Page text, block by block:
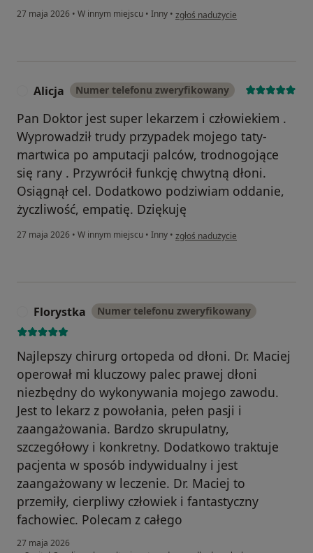
27 maja 2026 • W innym miejscu • Inny • w opinii użytkownika Magdalena
zgłoś nadużycie
Alicja Numer telefonu zweryfikowany
Pan Doktor jest super lekarzem i człowiekiem .
Wyprowadził trudy przypadek mojego taty-
martwica po amputacji palców, trodnogojące
się rany . Przywrócił funkcję chwytną dłoni.
Osiągnął cel. Dodatkowo podziwiam oddanie,
życzliwość, empatię. Dziękuję
27 maja 2026 • W innym miejscu • Inny • w opinii użytkownika Alicja
zgłoś nadużycie
Florystka Numer telefonu zweryfikowany
Najlepszy chirurg ortopeda od dłoni. Dr. Maciej
operował mi kluczowy palec prawej dłoni
niezbędny do wykonywania mojego zawodu.
Jest to lekarz z powołania, pełen pasji i
zaangażowania. Bardzo skrupulatny,
szczegółowy i konkretny. Dodatkowo traktuje
pacjenta w sposób indywidualny i jest
zaangażowany w leczenie. Dr. Maciej to
przemiły, cierpliwy człowiek i fantastyczny
fachowiec. Polecam z całego
27 maja 2026